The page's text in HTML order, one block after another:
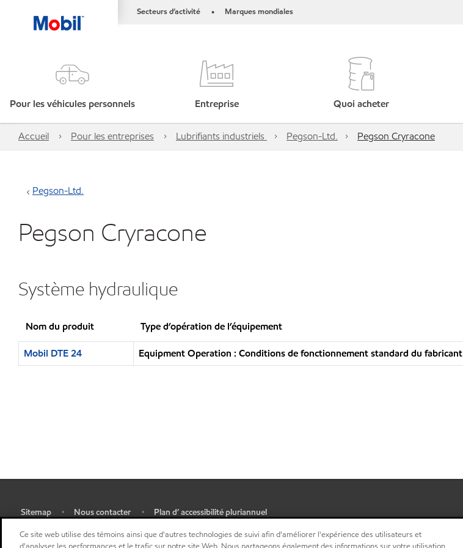
Secteurs d’activité • Marques mondiales
Pour les véhicules personnels Entreprise Quoi acheter
Accueil Pour les entreprises Lubrifiants industriels Pegson-Ltd. Pegson Cryracone
Pegson-Ltd.
Pegson Cryracone
Système hydraulique
Nom du produit Type d’opération de l’équipement
Mobil DTE 24 Equipment Operation : Conditions de fonctionnement standard du fabricant
Sitemap • Nous contacter •
Plan d’ accessibilité pluriannuel
Sélectionner une localisation
Ce site web utilise des témoins ainsi que d'autres technologies de suivi afin d'améliorer l'expérience des utilisateurs et